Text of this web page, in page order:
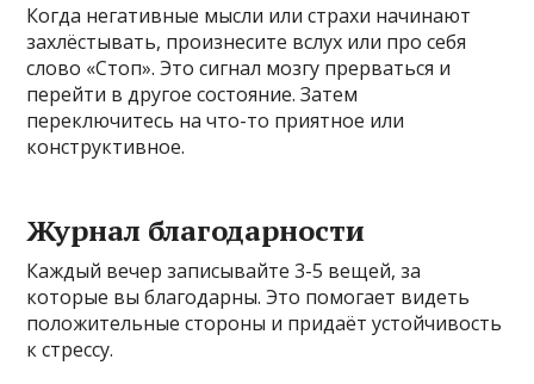
Когда негативные мысли или страхи начинают
захлёстывать, произнесите вслух или про себя
слово «Стоп». Это сигнал мозгу прерваться и
перейти в другое состояние. Затем
переключитесь на что-то приятное или
конструктивное.
Журнал благодарности
Каждый вечер записывайте 3-5 вещей, за
которые вы благодарны. Это помогает видеть
положительные стороны и придаёт устойчивость
к стрессу.